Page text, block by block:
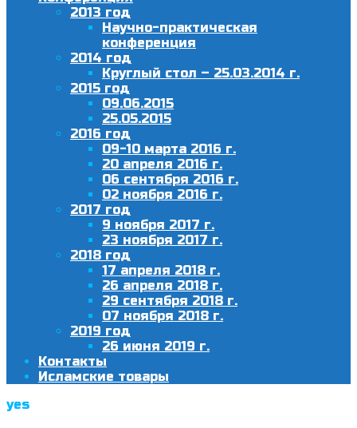
2013 год
Научно-практическая
конференция
2014 год
Круглый стол – 25.03.2014 г.
2015 год
09.06.2015
25.05.2015
2016 год
09-10 марта 2016 г.
20 апреля 2016 г.
06 сентября 2016 г.
02 ноября 2016 г.
2017 год
9 ноября 2017 г.
23 ноября 2017 г.
2018 год
17 апреля 2018 г.
26 апреля 2018 г.
29 сентября 2018 г.
07 ноября 2018 г.
2019 год
26 июня 2019 г.
Контакты
Исламские товары
yes